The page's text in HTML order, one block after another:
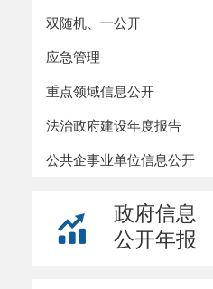
双随机、一公开
应急管理
重点领域信息公开
法治政府建设年度报告
公共企事业单位信息公开
政府信息
公开年报